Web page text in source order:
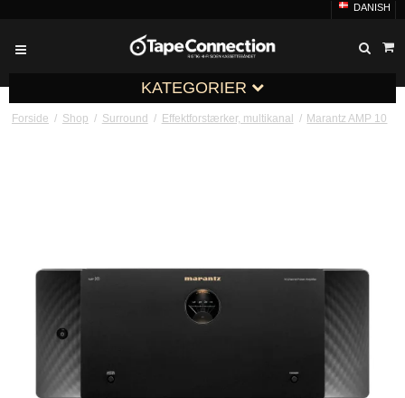
DANISH
KATEGORIER
Forside / Shop / Surround / Effektforstærker, multikanal / Marantz AMP 10